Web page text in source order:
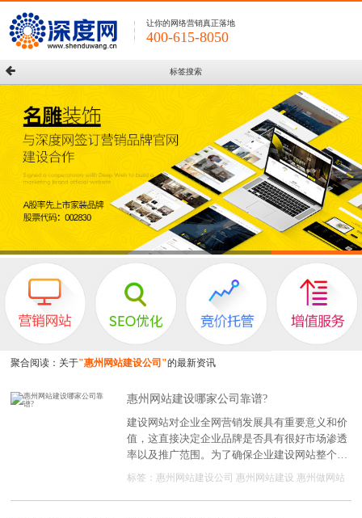
让你的网络营销真正落地
400-615-8050
标签搜索
聚合阅读：关于"惠州网站建设公司"的最新资讯
惠州网站建设哪家公司靠谱?
建设网站对企业全网营销发展具有重要意义和价
值，这直接决定企业品牌是否具有很好市场渗透
率以及推广范围。为了确保企业建设网站整个流
程更为专业和顺利，促进全网营销效果，就要选
标签： 惠州网站建设公司 惠州网站建设 惠州做网站